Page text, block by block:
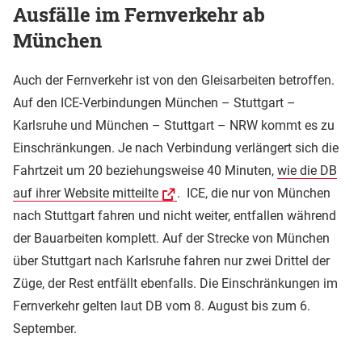
Ausfälle im Fernverkehr ab
München
Auch der Fernverkehr ist von den Gleisarbeiten betroffen.
Auf den ICE-Verbindungen München – Stuttgart –
Karlsruhe und München – Stuttgart – NRW kommt es zu
Einschränkungen. Je nach Verbindung verlängert sich die
Fahrtzeit um 20 beziehungsweise 40 Minuten, wie die DB
auf ihrer Website mitteilte
. ICE, die nur von München
nach Stuttgart fahren und nicht weiter, entfallen während
der Bauarbeiten komplett. Auf der Strecke von München
über Stuttgart nach Karlsruhe fahren nur zwei Drittel der
Züge, der Rest entfällt ebenfalls. Die Einschränkungen im
Fernverkehr gelten laut DB vom 8. August bis zum 6.
September.